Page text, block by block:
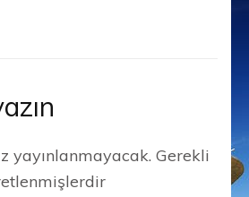
yayınlanmayacak. Gerekli